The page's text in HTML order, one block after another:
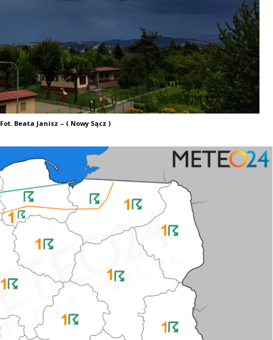
Fot. Beata Janisz – ( Nowy Sącz )